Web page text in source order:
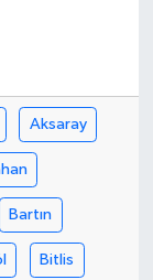
Aksaray
Bartın
Bitlis